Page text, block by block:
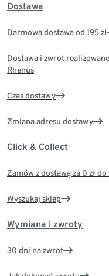
Dostawa
Darmowa dostawa od 195 zł
Dostawa i zwrot
Rhenus
Czas dostawy
Zmiana adresu dostawy
Click & Collect
Zamów z dostawą za 0 zł
Wyszukaj sklep
Wymiana i zwroty
30 dni na zwrot